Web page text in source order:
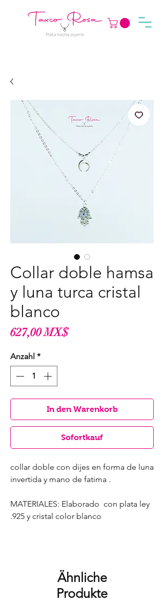
Collar doble hamsa
y luna turca cristal
blanco
627,00 MX$Preis
Anzahl *
In den Warenkorb
Sofortkauf
collar doble con dijes en forma de luna
invertida y mano de fatima .
MATERIALES: Elaborado con plata ley
.925 y cristal color blanco
Ähnliche
Produkte